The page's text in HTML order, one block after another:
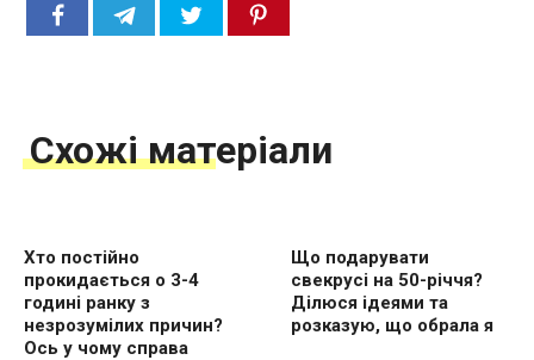
Схожі матеріали
Хто постійно
прокидається о 3-4
годині ранку з
незрозумілих причин?
Ось у чому справа
Що подарувати
свекрусі на 50-річчя?
Ділюся ідеями та
розказую, що обрала я